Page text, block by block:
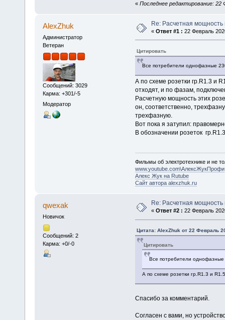
« Последнее редактирование: 22
AlexZhuk
Администратор
Ветеран
Сообщений: 3029
Карма: +301/-5
Модератор
Re: Расчетная мощность
« Ответ #1 : 22 Февраль
Цитировать
Все потребители однофазные
А по схеме розетки гр.R1.3 и
отходят, и по фазам,
Расчетную мощность этих
он, соответственно,
трехфазную.
Вот пока я затупил:
В обозначении розеток
Фильмы об электротехнике и не
www.youtube.com\АлексЖукПрофи
Алекс Жук на Rutube
Сайт автора alexzhuk.ru
qwexak
Новичок
Сообщений: 2
Карма: +0/-0
Re: Расчетная мощность
« Ответ #2 : 22 Февраль
Цитата: AlexZhuk от 22 Февраль
Цитировать
Все потребители однофазные
А по схеме розетки гр.R1.3 и
Спасибо за комментарий.
Согласен с вами, но